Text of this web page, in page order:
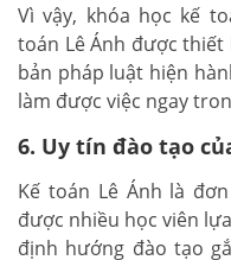
Vì vậy, khóa học kế
toán Lê Ánh được thiết
bản pháp luật hiện
làm được việc ngay
6. Uy tín đào tạo
Kế toán Lê Ánh là
được nhiều học viên
định hướng đào tạo